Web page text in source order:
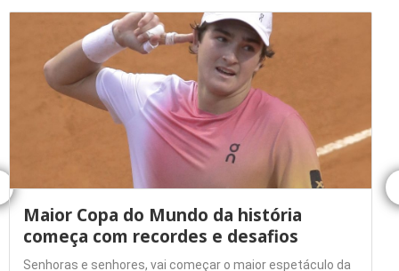
Maior Copa do Mundo da história
começa com recordes e desafios
Senhoras e senhores, vai começar o maior espetáculo da